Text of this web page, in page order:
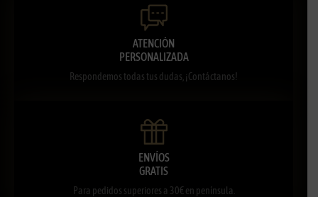
ATENCIÓN
PERSONALIZADA
Respondemos todas tus dudas, ¡Contáctanos!
ENVÍOS
GRATIS
Para pedidos superiores a 30€ en península.